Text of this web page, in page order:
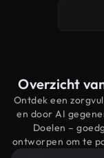
Overzicht
Ontdek een
en door AI
Doelen –
ontworpen om te